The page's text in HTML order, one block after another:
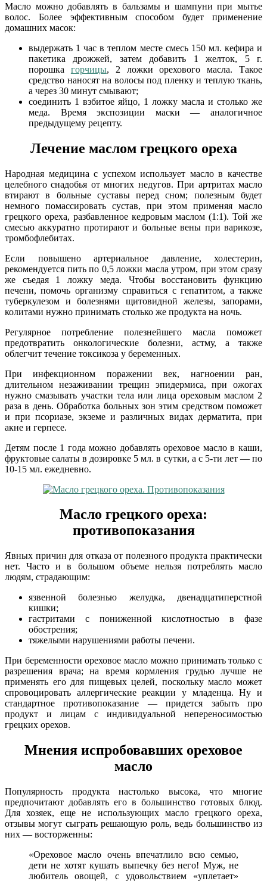
Масло можно добавлять в бальзамы и шампуни при мытье
волос. Более эффективным способом будет применение
домашних масок:
выдержать 1 час в теплом месте смесь 150 мл. кефира и
пакетика дрожжей, затем добавить 1 желток, 5 г.
порошка горчицы, 2 ложки орехового масла. Такое
средство наносят на волосы под пленку и теплую ткань,
а через 30 минут смывают;
соединить 1 взбитое яйцо, 1 ложку масла и столько же
меда. Время экспозиции маски — аналогичное
предыдущему рецепту.
Лечение маслом грецкого ореха
Народная медицина с успехом использует масло в качестве
целебного снадобья от многих недугов. При артритах масло
втирают в больные суставы перед сном; полезным будет
немного помассировать сустав, при этом применяя масло
грецкого ореха, разбавленное кедровым маслом (1:1). Той же
смесью аккуратно протирают и больные вены при варикозе,
тромбофлебитах.
Если повышено артериальное давление, холестерин,
рекомендуется пить по 0,5 ложки масла утром, при этом сразу
же съедая 1 ложку меда. Чтобы восстановить функцию
печени, помочь организму справиться с гепатитом, а также
туберкулезом и болезнями щитовидной железы, запорами,
колитами нужно принимать столько же продукта на ночь.
Регулярное потребление полезнейшего масла поможет
предотвратить онкологические болезни, астму, а также
облегчит течение токсикоза у беременных.
При инфекционном поражении век, нагноении ран,
длительном незаживании трещин эпидермиса, при ожогах
нужно смазывать участки тела или лица ореховым маслом 2
раза в день. Обработка больных зон этим средством поможет
и при псориазе, экземе и различных видах дерматита, при
акне и герпесе.
Детям после 1 года можно добавлять ореховое масло в каши,
фруктовые салаты в дозировке 5 мл. в сутки, а с 5-ти лет — по
10-15 мл. ежедневно.
Масло грецкого ореха:
противопоказания
Явных причин для отказа от полезного продукта практически
нет. Часто и в большом объеме нельзя потреблять масло
людям, страдающим:
язвенной болезнью желудка, двенадцатиперстной
кишки;
гастритами с пониженной кислотностью в фазе
обострения;
тяжелыми нарушениями работы печени.
При беременности ореховое масло можно принимать только с
разрешения врача; на время кормления грудью лучше не
применять его для пищевых целей, поскольку масло может
спровоцировать аллергические реакции у младенца. Ну и
стандартное противопоказание — придется забыть про
продукт и лицам с индивидуальной непереносимостью
грецких орехов.
Мнения испробовавших ореховое
масло
Популярность продукта настолько высока, что многие
предпочитают добавлять его в большинство готовых блюд.
Для хозяек, еще не использующих масло грецкого ореха,
отзывы могут сыграть решающую роль, ведь большинство из
них — восторженны:
«Ореховое масло очень впечатлило всю семью,
дети не хотят кушать выпечку без него! Муж, не
любитель овощей, с удовольствием «уплетает»